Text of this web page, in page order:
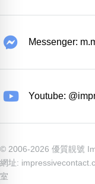
Messenger:
Youtube:
© 2006-2026 優質靚號
網址:
室